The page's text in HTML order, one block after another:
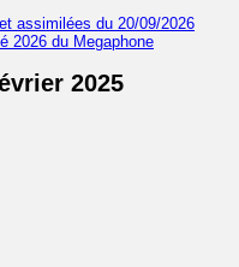
assimilées du 20/09/2026
2026 du Megaphone
2025